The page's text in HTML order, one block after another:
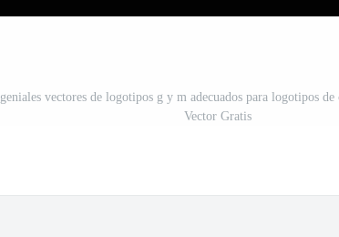
geniales vectores de logotipos g y m adecuados para logotipos de
Vector Gratis